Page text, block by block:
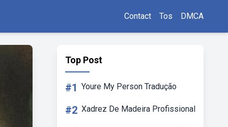
Contact Tos DMCA
Top Post
#1 Youre My Person Tradução
#2 Xadrez De Madeira Profissional